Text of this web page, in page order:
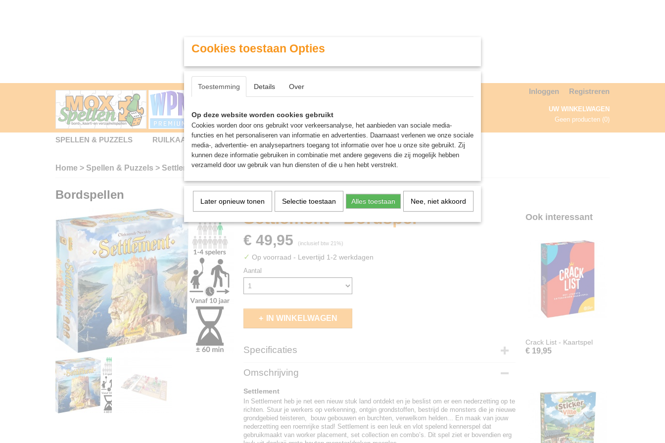
Contact & Openingstijden Inloggen Registreren
UW WINKELWAGEN
Geen producten (0)
SPELLEN & PUZZELS RUILKAARTEN MINIATURE GAMING ROLE PLAYING GAMES AGENDA
Home > Spellen & Puzzels > Settlement - Bordspel
Bordspellen
Settlement - Bordspel
€ 49,95 (inclusief btw 21%)
✓ Op voorraad - Levertijd 1-2 werkdagen
Aantal
IN WINKELWAGEN
Specificaties
EAN code
Omschrijving
Settlement
In Settlement heb je net een nieuw stuk land ontdekt en je beslist om er een nederzetting op te
richten. Stuur je werkers op verkenning, ontgin grondstoffen, bestrijd de monsters die je nieuwe
grondgebied teisteren, bouw gebouwen en burchten, verwelkom helden... En maak van jouw
nederzetting een roemrijke stad! Settlement is een leuk en vlot spelend kennerspel dat
gebruikmaakt van worker placement, set collection en combo’s. Dit spel ziet er bovendien erg
Ook interessant
Crack List - Kaartspel
€ 19,95
Cookies toestaan Opties
Toestemming Details Over
Op deze website worden cookies gebruikt
Cookies worden door ons gebruikt voor verkeersanalyse, het aanbieden van sociale media-
functies en het personaliseren van informatie en advertenties. Daarnaast verlenen we onze sociale
media-, advertentie- en analysepartners toegang tot informatie over hoe u onze site gebruikt. Zij
kunnen deze informatie gebruiken in combinatie met andere gegevens die zij mogelijk hebben
verzameld door uw gebruik van hun diensten of die u hen hebt verstrekt.
Later opnieuw tonen Selectie toestaan Alles toestaan Nee, niet akkoord